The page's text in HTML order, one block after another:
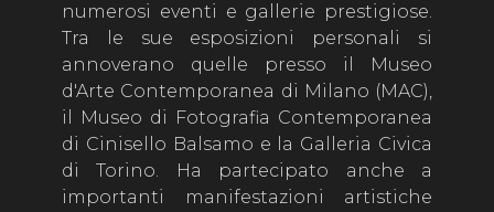
numerosi eventi e gallerie prestigiose.
Tra le sue esposizioni personali si
annoverano quelle presso il Museo
d'Arte Contemporanea di Milano (MAC),
il Museo di Fotografia Contemporanea
di Cinisello Balsamo e la Galleria Civica
di Torino. Ha partecipato anche a
importanti manifestazioni artistiche